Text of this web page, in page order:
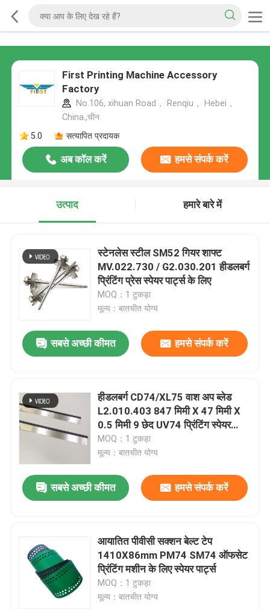
First Printing Machine Accessory
Factory
No.106, xihuan Road， Renqiu， Hebei，
China.,चीन
5.0
सत्यापित प्रदायक
अब कॉल करें हमसे संपर्क करें
उत्पाद हमारे बारे में
स्टेनलेस स्टील SM52 गियर शाफ्ट
MV.022.730 / G2.030.201 हीडलबर्ग
प्रिंटिंग प्रेस स्पेयर पार्ट्स के लिए
MOQ：1 टुकड़ा
मूल्य：बातचीत योग्य
सबसे अच्छी कीमत हमसे संपर्क करें
हीडलबर्ग CD74/XL75 वाश अप ब्लेड
L2.010.403 847 मिमी X 47 मिमी X
0.5 मिमी 9 छेद UV74 प्रिंटिंग स्पेयर
पार्ट्स
MOQ：1 टुकड़ा
मूल्य：बातचीत योग्य
सबसे अच्छी कीमत हमसे संपर्क करें
आयातित पीवीसी सक्शन बेल्ट टेप
1410X86mm PM74 SM74 ऑफसेट
प्रिंटिंग मशीन के लिए स्पेयर पार्ट्स
MOQ：1 टुकड़ा
मूल्य：बातचीत योग्य